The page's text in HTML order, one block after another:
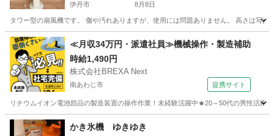
伊丹市 8月8日
タワー型の扇風機です。 傷や汚れありますが、使用には問題ありません。 高さは写
兵庫 伊丹市 季節、空調家電
≪月収34万円・派遣社員≫機械操作・製造補助
時給1,490円
株式会社BREXA Next
南あわじ市 提携サイト
リチウムイオン電池部品の製造装置の操作作業！未経験活躍中★20～50代の男性活
兵庫 南あわじ市 その他
かき氷機 ゆきゆき